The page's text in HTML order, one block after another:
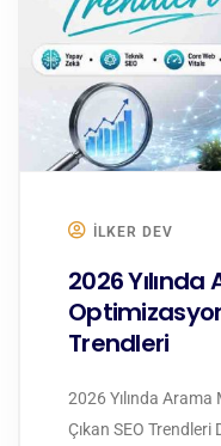
ILKER DEV
2026
Trendleri
2026 Yılında
Çıkan SEO